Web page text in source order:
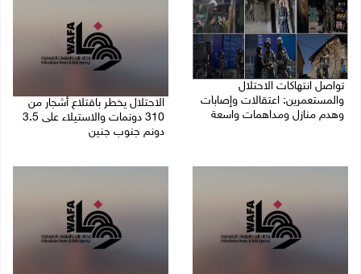
تواصل انتهاكات الاحتلال
والمستعمرين: اعتقالات وإصابات
وهدم منازل ومداهمات واسعة
الاحتلال يخطر باقتلاع أشجار من
310 دونمات والاستيلاء على 3.5
دونم جنوب جنين